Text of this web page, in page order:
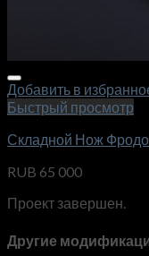
Добавить в
Быстрый просмотр
Складной Нож Фродо
RUB 65 000
Проект завершен.
Другие